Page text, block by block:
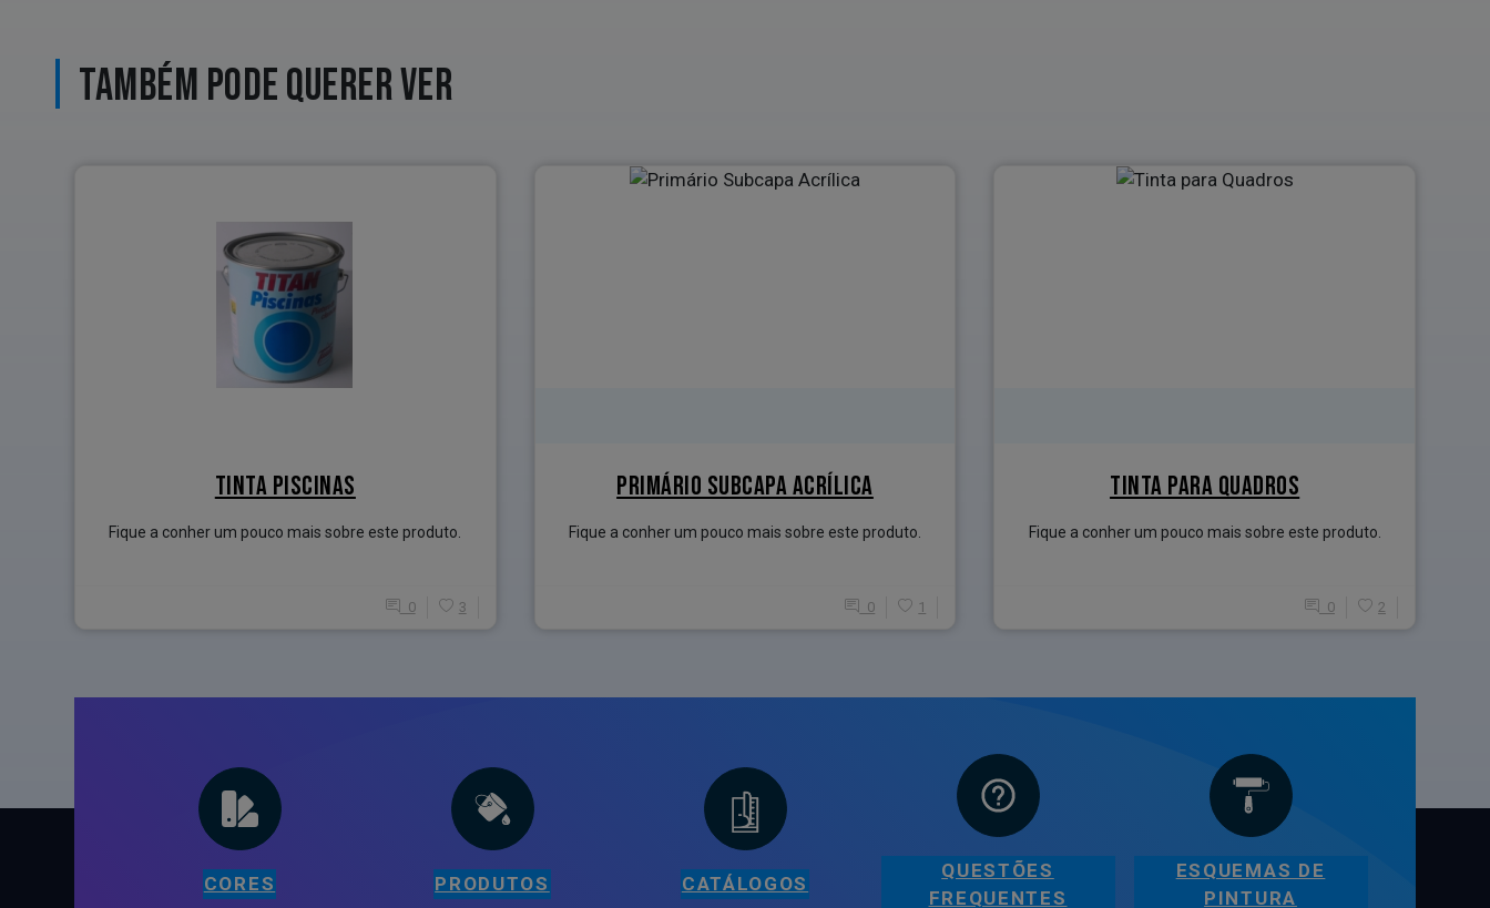
TAMBÉM PODE QUERER VER
TINTA PISCINAS
Fique a conher um pouco mais sobre este produto.
0 3
PRIMÁRIO SUBCAPA ACRÍLICA
Fique a conher um pouco mais sobre este produto.
0 1
TINTA PARA QUADROS
Fique a conher um pouco mais sobre este produto.
0 2
CORES PRODUTOS CATÁLOGOS
QUESTÕES
FREQUENTES
ESQUEMAS DE
PINTURA